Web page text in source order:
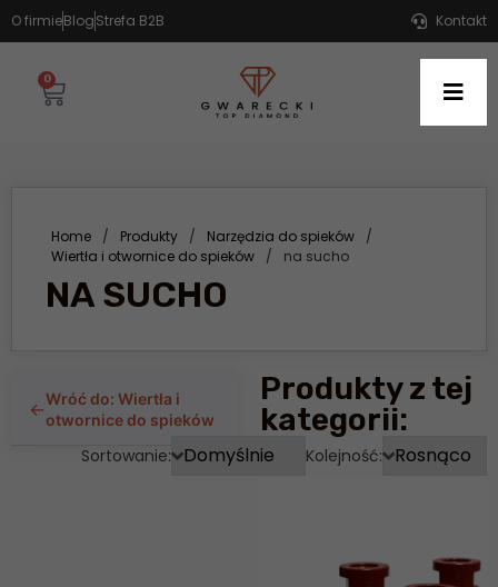
O firmieBlogStrefa B2B Kontakt
0
Home / Produkty / Narzędzia do spieków
/
Wiertła i otwornice do spieków
/ na sucho
NA SUCHO
←Wróć do: Wiertła i
otwornice do spieków
Produkty z tej
kategorii:
Sortowanie: Kolejność: